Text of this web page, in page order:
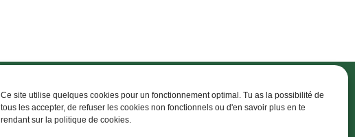
Ce site utilise quelques cookies pour un fonctionnement optimal. Tu as la possibilité de
tous les accepter, de refuser les cookies non fonctionnels ou d'en savoir plus en te
rendant sur la politique de cookies.